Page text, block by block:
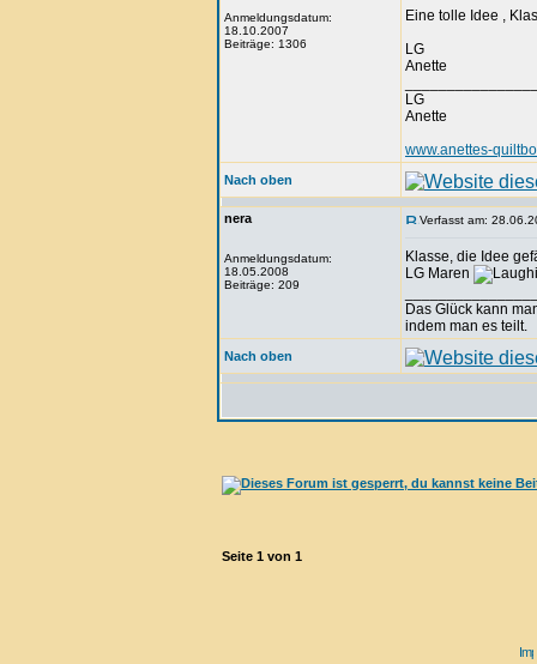
Anmeldungsdatum:
18.10.2007
Beiträge: 1306
Eine tolle Idee ,
LG
Anette
LG
Anette
www.anettes-
Nach oben
nera
Anmeldungsdatum:
18.05.2008
Beiträge: 209
Verfasst am:
Klasse, die Idee
LG Maren
Das Glück kann
indem man es teilt.
Nach oben
Seite 1 von 1